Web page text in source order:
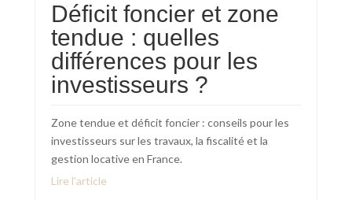
Déficit foncier et zone
tendue : quelles
différences pour les
investisseurs ?
Zone tendue et déficit foncier : conseils pour les
investisseurs sur les travaux, la fiscalité et la
gestion locative en France.
Lire l'article